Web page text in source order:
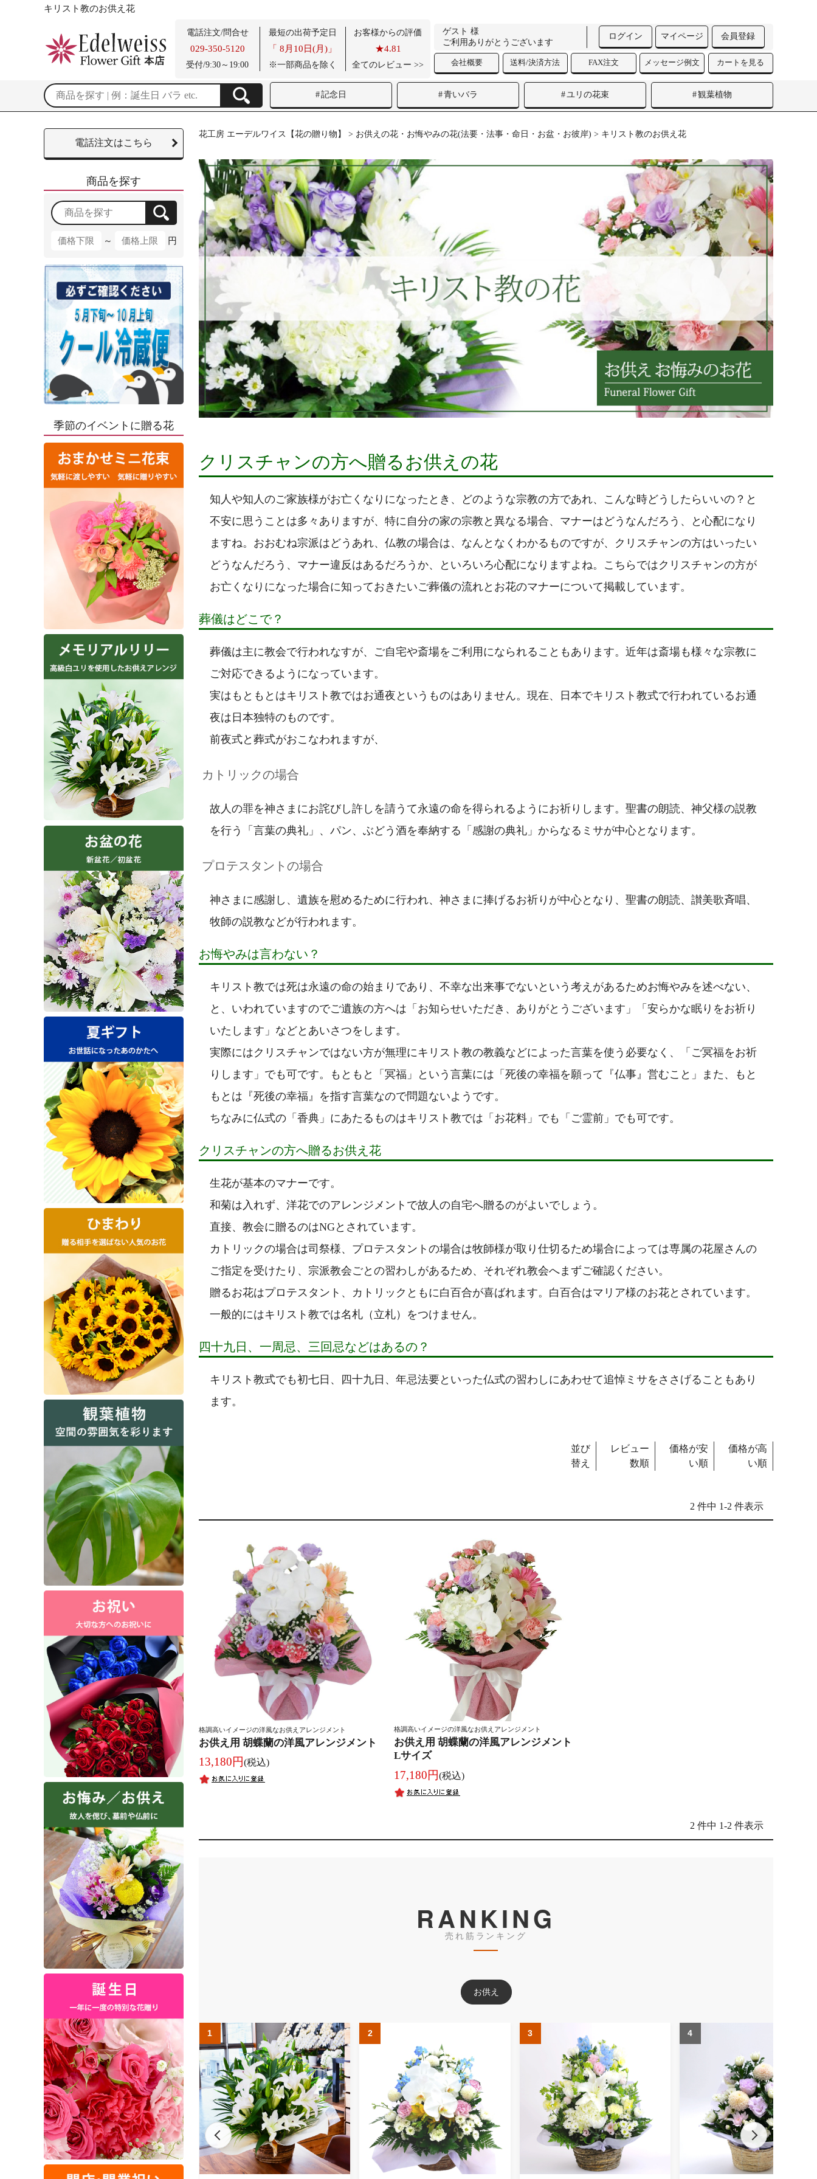
キリスト教のお供え花
電話注文/問合せ
029-350-5120
受付/9:30～19:00
最短の出荷予定日
「8月10日(月)」
※一部商品を除く
お客様からの評価
★4.81
全てのレビュー >>
ゲスト 様
ご利用ありがとうございます
ログイン マイページ 会員登録
会社概要 送料/決済方法 FAX注文 メッセージ例文 カートを見る
記念日 青いバラ ユリの花束 観葉植物
電話注文はこちら
商品を探す
～ 円
季節のイベントに贈る花
花工房 エーデルワイス【花の贈り物】 > お供えの花・お悔やみの花(法要・法事・命日・お盆・お彼岸) > キリスト教のお供え花
クリスチャンの方へ贈るお供えの花
知人や知人のご家族様がお亡くなりになったとき、どのような宗教の方であれ、こんな時どうしたらいいの？と
不安に思うことは多々ありますが、特に自分の家の宗教と異なる場合、マナーはどうなんだろう、と心配になり
ますね。おおむね宗派はどうあれ、仏教の場合は、なんとなくわかるものですが、クリスチャンの方はいったい
どうなんだろう、マナー違反はあるだろうか、といろいろ心配になりますよね。こちらではクリスチャンの方が
お亡くなりになった場合に知っておきたいご葬儀の流れとお花のマナーについて掲載しています。
葬儀はどこで？
葬儀は主に教会で行われなすが、ご自宅や斎場をご利用になられることもあります。近年は斎場も様々な宗教に
ご対応できるようになっています。
実はもともとはキリスト教ではお通夜というものはありません。現在、日本でキリスト教式で行われているお通
夜は日本独特のものです。
前夜式と葬式がおこなわれますが、
カトリックの場合
故人の罪を神さまにお詫びし許しを請うて永遠の命を得られるようにお祈りします。聖書の朗読、神父様の説教
を行う「言葉の典礼」、パン、ぶどう酒を奉納する「感謝の典礼」からなるミサが中心となります。
プロテスタントの場合
神さまに感謝し、遺族を慰めるために行われ、神さまに捧げるお祈りが中心となり、聖書の朗読、讃美歌斉唱、
牧師の説教などが行われます。
お悔やみは言わない？
キリスト教では死は永遠の命の始まりであり、不幸な出来事でないという考えがあるためお悔やみを述べない、
と、いわれていますのでご遺族の方へは「お知らせいただき、ありがとうございます」「安らかな眠りをお祈り
いたします」などとあいさつをします。
実際にはクリスチャンではない方が無理にキリスト教の教義などによった言葉を使う必要なく、「ご冥福をお祈
りします」でも可です。もともと「冥福」という言葉には「死後の幸福を願って『仏事』営むこと」また、もと
もとは『死後の幸福』を指す言葉なので問題ないようです。
ちなみに仏式の「香典」にあたるものはキリスト教では「お花料」でも「ご霊前」でも可です。
クリスチャンの方へ贈るお供え花
生花が基本のマナーです。
和菊は入れず、洋花でのアレンジメントで故人の自宅へ贈るのがよいでしょう。
直接、教会に贈るのはNGとされています。
カトリックの場合は司祭様、プロテスタントの場合は牧師様が取り仕切るため場合によっては専属の花屋さんの
ご指定を受けたり、宗派教会ごとの習わしがあるため、それぞれ教会へまずご確認ください。
贈るお花はプロテスタント、カトリックともに白百合が喜ばれます。白百合はマリア様のお花とされています。
一般的にはキリスト教では名札（立札）をつけません。
四十九日、一周忌、三回忌などはあるの？
キリスト教式でも初七日、四十九日、年忌法要といった仏式の習わしにあわせて追悼ミサをささげることもあり
ます。
並び
替え
レビュー
数順
価格が安
い順
価格が高
い順
2 件中 1-2 件表示
格調高いイメージの洋風なお供えアレンジメント
お供え用 胡蝶蘭の洋風アレンジメント
13,180円(税込)
格調高いイメージの洋風なお供えアレンジメント
お供え用 胡蝶蘭の洋風アレンジメント
Lサイズ
17,180円(税込)
2 件中 1-2 件表示